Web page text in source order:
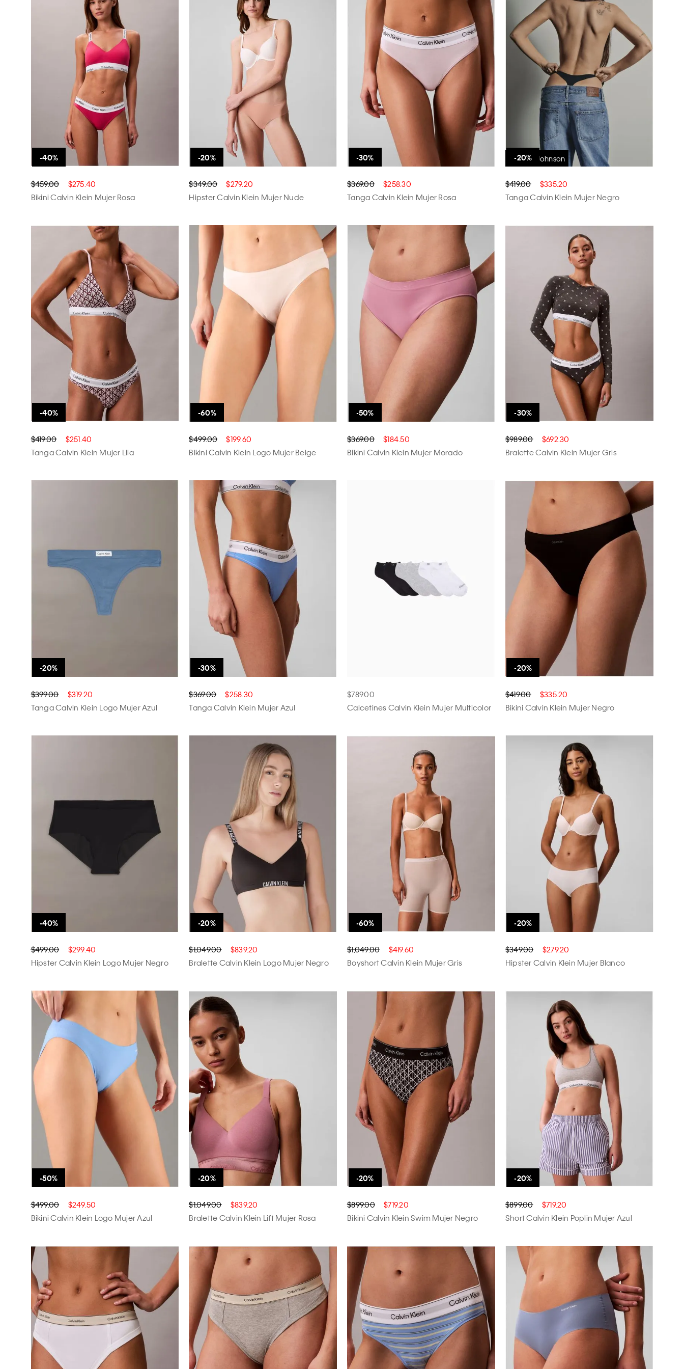
$459.00 $275.40
Bikini Calvin Klein Mujer Rosa
$349.00 $279.20
Hipster Calvin Klein Mujer Nude
$369.00 $258.30
Tanga Calvin Klein Mujer Rosa
Dakota Johnson
$419.00 $335.20
Tanga Calvin Klein Mujer Negro
$419.00 $251.40
Tanga Calvin Klein Mujer Lila
$499.00 $199.60
Bikini Calvin Klein Logo Mujer Beige
$369.00 $184.50
Bikini Calvin Klein Mujer Morado
$989.00 $692.30
Bralette Calvin Klein Mujer Gris
$399.00 $319.20
Tanga Calvin Klein Logo Mujer Azul
$369.00 $258.30
Tanga Calvin Klein Mujer Azul
$789.00
Calcetines Calvin Klein Mujer Multicolor
$419.00 $335.20
Bikini Calvin Klein Mujer Negro
$499.00 $299.40
Hipster Calvin Klein Logo Mujer Negro
$1,049.00 $839.20
Bralette Calvin Klein Logo Mujer Negro
$1,049.00 $419.60
Boyshort Calvin Klein Mujer Gris
$349.00 $279.20
Hipster Calvin Klein Mujer Blanco
$499.00 $249.50
Bikini Calvin Klein Logo Mujer Azul
$1,049.00 $839.20
Bralette Calvin Klein Lift Mujer Rosa
$899.00 $719.20
Bikini Calvin Klein Swim Mujer Negro
$899.00 $719.20
Short Calvin Klein Poplin Mujer Azul